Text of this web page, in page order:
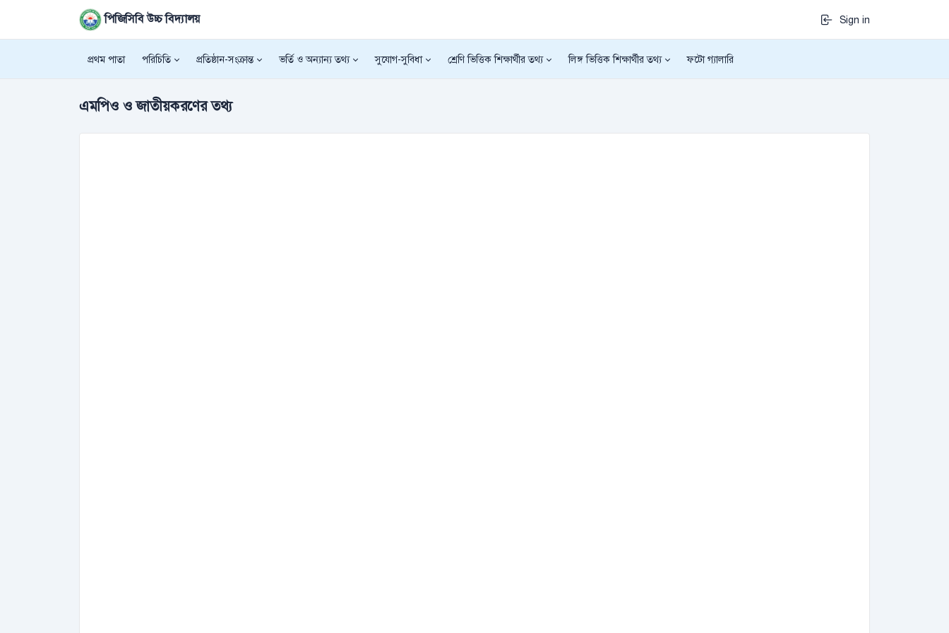
পিজিসিবি উচ্চ বিদ্যালয় Sign in
প্রথম পাতা পরিচিতি প্রতিষ্ঠান-সংক্রান্ত ভর্তি ও অন্যান্য তথ্য সুযোগ-সুবিধা শ্রেণি ভিত্তিক শিক্ষার্থীর তথ্য লিঙ্গ ভিত্তিক শিক্ষার্থীর তথ্য ফটো গ্যালারি
এমপিও ও জাতীয়করণের তথ্য